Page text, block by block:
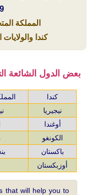
المملكة
كندا
بعض الدول الشائعة
كندا
نيجيريا
أوغندا
الكونغو
باكستان
أوزبكستان
that will help you to